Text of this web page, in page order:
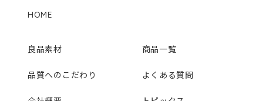
HOME
良品素材 商品一覧
品質へのこだわり よくある質問